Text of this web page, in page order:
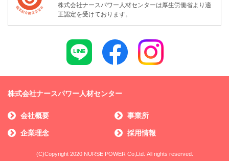
株式会社ナースパワー人材センターは厚生労働省より適
正認定を受けております。
株式会社ナースパワー人材センター
会社概要 事業所
企業理念 採用情報
(C)Copyright 2020 NURSE POWER Co,Ltd. All rights reserved.